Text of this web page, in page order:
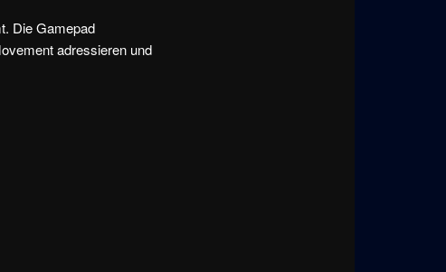
Die Gamepad
adressieren und